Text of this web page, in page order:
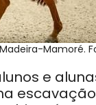
Mamoré.
e